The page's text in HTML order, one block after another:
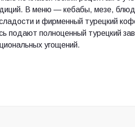
В меню — кебабы, мезе,
и фирменный турецкий
подают полноценный турецкий
угощений.